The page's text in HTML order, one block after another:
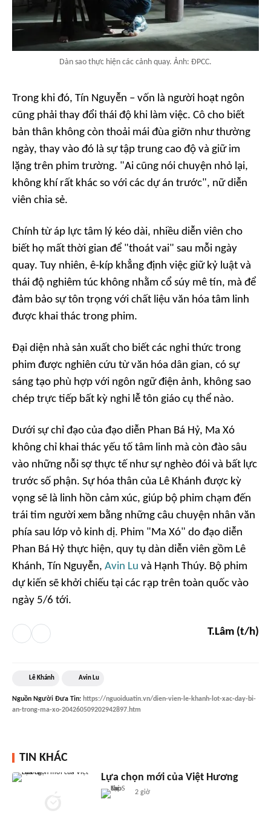
Dàn sao thực hiện các cảnh quay. Ảnh: ĐPCC.
Trong khi đó, Tín Nguyễn – vốn là người hoạt ngôn
cũng phải thay đổi thái độ khi làm việc. Cô cho biết
bản thân không còn thoải mái đùa giỡn như thường
ngày, thay vào đó là sự tập trung cao độ và giữ im
lặng trên phim trường. "Ai cũng nói chuyện nhỏ lại,
không khí rất khác so với các dự án trước", nữ diễn
viên chia sẻ.
Chính từ áp lực tâm lý kéo dài, nhiều diễn viên cho
biết họ mất thời gian để "thoát vai" sau mỗi ngày
quay. Tuy nhiên, ê-kíp khẳng định việc giữ kỷ luật và
thái độ nghiêm túc không nhằm cổ súy mê tín, mà để
đảm bảo sự tôn trọng với chất liệu văn hóa tâm linh
được khai thác trong phim.
Đại diện nhà sản xuất cho biết các nghi thức trong
phim được nghiên cứu từ văn hóa dân gian, có sự
sáng tạo phù hợp với ngôn ngữ điện ảnh, không sao
chép trực tiếp bất kỳ nghi lễ tôn giáo cụ thể nào.
Dưới sự chỉ đạo của đạo diễn Phan Bá Hỷ, Ma Xó
không chỉ khai thác yếu tố tâm linh mà còn đào sâu
vào những nỗi sợ thực tế như sự nghèo đói và bất lực
trước số phận. Sự hóa thân của Lê Khánh được kỳ
vọng sẽ là linh hồn cảm xúc, giúp bộ phim chạm đến
trái tim người xem bằng những câu chuyện nhân văn
phía sau lớp vỏ kinh dị. Phim "Ma Xó" do đạo diễn
Phan Bá Hỷ thực hiện, quy tụ dàn diễn viên gồm Lê
Khánh, Tín Nguyễn, Avin Lu và Hạnh Thúy. Bộ phim
dự kiến sẽ khởi chiếu tại các rạp trên toàn quốc vào
ngày 5/6 tới.
T.Lâm (t/h)
Lê Khánh Avin Lu
Nguồn Người Đưa Tin: https://nguoiduatin.vn/dien-vien-le-khanh-lot-xac-day-bi-
an-trong-ma-xo-204260509202942897.htm
TIN KHÁC
Lựa chọn mới của Việt Hương
2 giờ